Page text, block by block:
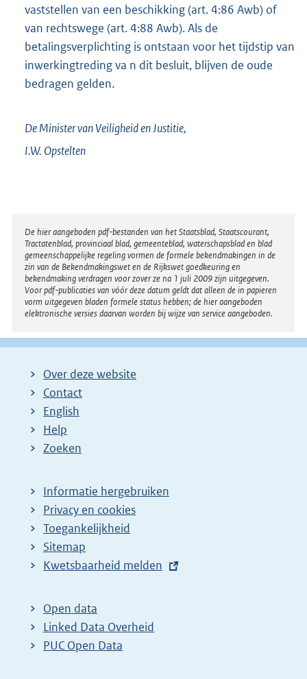
vaststellen van een beschikking (art. 4:86 Awb) of
van rechtswege (art. 4:88 Awb). Als de
betalingsverplichting is ontstaan voor het tijdstip van
inwerkingtreding va n dit besluit, blijven de oude
bedragen gelden.
De Minister van Veiligheid en Justitie,
I.W. Opstelten
Disclaimer
De hier aangeboden pdf-bestanden van het Staatsblad, Staatscourant,
Tractatenblad, provinciaal blad, gemeenteblad, waterschapsblad en blad
gemeenschappelijke regeling vormen de formele bekendmakingen in de
zin van de Bekendmakingswet en de Rijkswet goedkeuring en
bekendmaking verdragen voor zover ze na 1 juli 2009 zijn uitgegeven.
Voor pdf-publicaties van vóór deze datum geldt dat alleen de in papieren
vorm uitgegeven bladen formele status hebben; de hier aangeboden
elektronische versies daarvan worden bij wijze van service aangeboden.
Over deze website
Contact
English
Help
Zoeken
Informatie hergebruiken
Privacy en cookies
Toegankelijkheid
Sitemap
E
t
e
r
Kwetsbaarheid melden
Open data
Linked Data Overheid
PUC Open Data